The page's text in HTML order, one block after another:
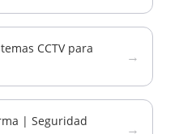
CCTV para
→
| Seguridad
→